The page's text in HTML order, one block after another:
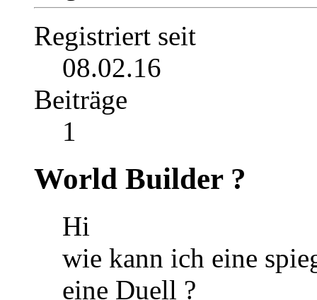
Registriert seit
08.02.16
Beiträge
1
World Builder ?
Hi
wie kann ich eine
eine Duell ?